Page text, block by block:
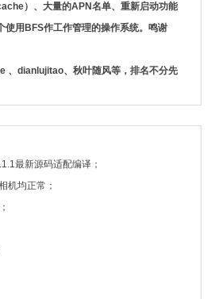
）、大量的APN名单、重新启动功能
用BFS作工作管理的操作系统。 鸣谢
、 dianlujitao、秋叶随风等，排名不分先
最新源码适配编译；
机均正常；